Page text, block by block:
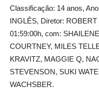
Classificação: 14 anos,
INGLÊS, Diretor:
01:59:00h, com:
COURTNEY, MILES
KRAVITZ, MAGGIE Q,
STEVENSON, SUKI
WACHSBER.